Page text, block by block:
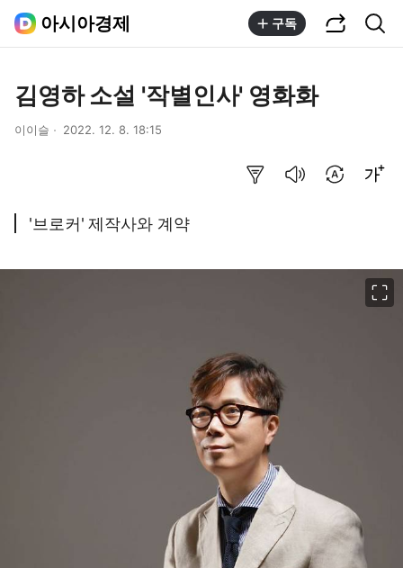
아시아경제 구독
김영하 소설 '작별인사' 영화화
이이슬 2022. 12. 8. 18:15
'브로커' 제작사와 계약